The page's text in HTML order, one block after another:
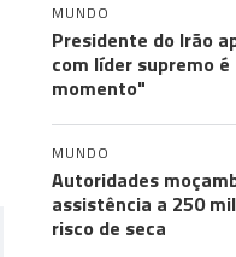
MUNDO
Presidente do Irão
com líder supremo
momento"
MUNDO
Autoridades
assistência a 250
risco de seca